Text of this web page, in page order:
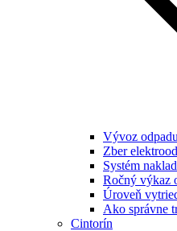
Vývoz odpadu
Zber
Systém
Ročný výkaz
Úroveň
Ako správne
Cintorín